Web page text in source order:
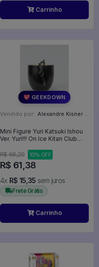
Carrinho
💖 GEEKDOWN
Vendido por: Alexandre Kisner - PR
Mini Figure Yuri Katsuki Ishou
Ver. Yuri!!! On Ice Kitan Club
R$ 68,20
10% OFF
R$ 61,38
4x R$ 15,35 sem juros
Frete Grátis
Carrinho